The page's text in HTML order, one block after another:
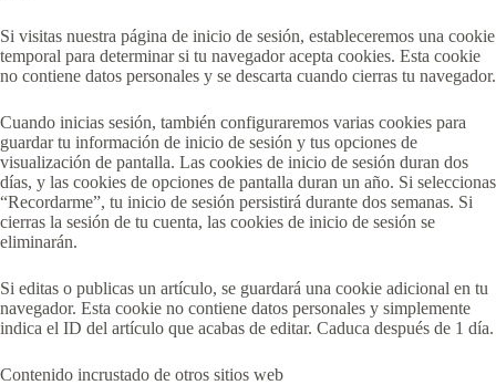
Si visitas nuestra página de inicio de sesión, estableceremos una cookie
temporal para determinar si tu navegador acepta cookies. Esta cookie
no contiene datos personales y se descarta cuando cierras tu navegador.
Cuando inicias sesión, también configuraremos varias cookies para
guardar tu información de inicio de sesión y tus opciones de
visualización de pantalla. Las cookies de inicio de sesión duran dos
días, y las cookies de opciones de pantalla duran un año. Si seleccionas
“Recordarme”, tu inicio de sesión persistirá durante dos semanas. Si
cierras la sesión de tu cuenta, las cookies de inicio de sesión se
eliminarán.
Si editas o publicas un artículo, se guardará una cookie adicional en tu
navegador. Esta cookie no contiene datos personales y simplemente
indica el ID del artículo que acabas de editar. Caduca después de 1 día.
Contenido incrustado de otros sitios web